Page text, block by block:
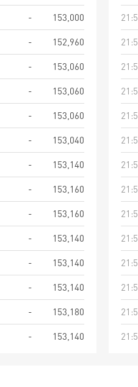
-
153,000
-
152,960
-
153,060
-
153,060
-
153,060
-
153,040
-
153,140
-
153,160
-
153,160
-
153,140
-
153,140
-
153,140
-
153,180
- 153,140